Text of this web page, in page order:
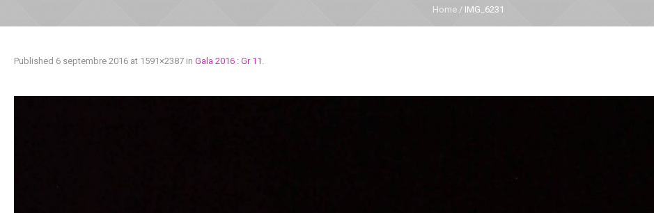
Home / IMG_6231
Published 6 septembre 2016 at 1591×2387 in Gala 2016 : Gr 11 .